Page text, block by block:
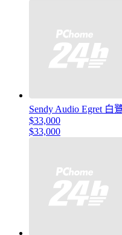
Sendy Audio Egret 白
$33,000
$33,000